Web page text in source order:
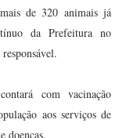
de 320 animais já
da Prefeitura no
com vacinação
aos serviços de
doenças.